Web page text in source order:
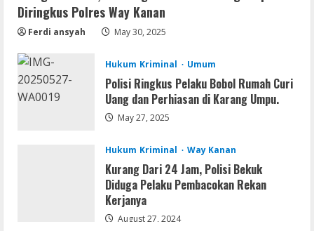
Office 2021 Home & Student 64 bit ISO
Image .tоr𝚛еnt
VL
Microsoft Office Auto-Activated
.tо𝚛𝚛еnt
Serialers
FL Studio Portable + License Key
[Patch] (x86x64) Stable Unlimited
Diringkus Polres Way Kanan
Ferdi ansyah May 30, 2025
Hukum Kriminal Umum
Polisi Ringkus Pelaku Bobol Rumah Curi
Uang dan Perhiasan di Karang Umpu.
May 27, 2025
Hukum Kriminal Way Kanan
Kurang Dari 24 Jam, Polisi Bekuk
Diduga Pelaku Pembacokan Rekan
Kerjanya
August 27, 2024